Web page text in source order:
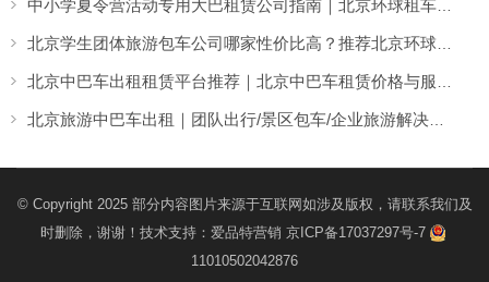
© Copyright 2025 部分内容图片来源于互联网如涉及版权，请联系我们及
时删除，谢谢！技术支持： 爱品特营销 京ICP备17037297号-7
11010502042876